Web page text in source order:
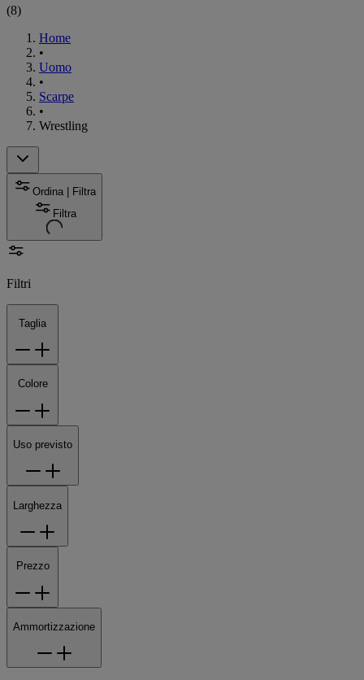
(8)
Home
•
Uomo
•
Scarpe
•
Wrestling
Ordina | Filtra
Filtra
Filtri
Taglia
Colore
Uso previsto
Larghezza
Prezzo
Ammortizzazione